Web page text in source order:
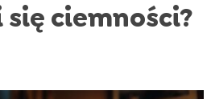
ciemności?